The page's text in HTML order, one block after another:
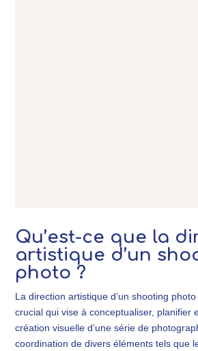
Qu’est-ce que la
artistique d’un
photo ?
La direction artistique d’un shooting
crucial qui vise à conceptualiser, planifier
création visuelle d’une série de
coordination de divers éléments tels que